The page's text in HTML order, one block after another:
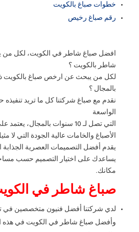
خطوات صباغ بالكويت
رقم صباغ رخيص
افضل صباغ شاطر في الكويت، لكل
شاطر بالكويت ؟
لكل من يبحث عن ارخص صباغ بالكويت
بالمجال ؟
نقدم مع صباغ شركتنا كل ما تريد تنفيذه
الواسعة
التي تصل لـ 10 سنوات بالمجال،
الأصباغ والخامات عالية الجودة التي لا
يقدم أفضل التصميمات العصرية الجذابة
يساعدك على اختيار التصميم حسب
مكانك.
صباغ شاطر في
لدي شركتنا أفضل فنيون متخصصين في
وأفضل صباغ شاطر في الكويت في هذه